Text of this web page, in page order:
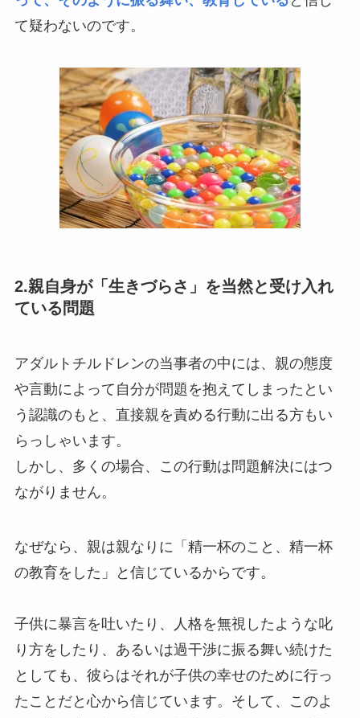
て疑わないのです。
2.親自身が「生きづらさ」を当然と受け入れ
ている問題
アダルトチルドレンの当事者の中には、親の態度
や言動によって自分が問題を抱えてしまったとい
う認識のもと、直接親を責める行動に出る方もい
らっしゃいます。
しかし、多くの場合、この行動は問題解決にはつ
ながりません。
なぜなら、親は親なりに「精一杯のこと、精一杯
の教育をした」と信じているからです。
子供に暴言を吐いたり、人格を無視したような叱
り方をしたり、あるいは過干渉に振る舞い続けた
としても、彼らはそれが子供の幸せのために行っ
たことだと心から信じています。そして、このよ